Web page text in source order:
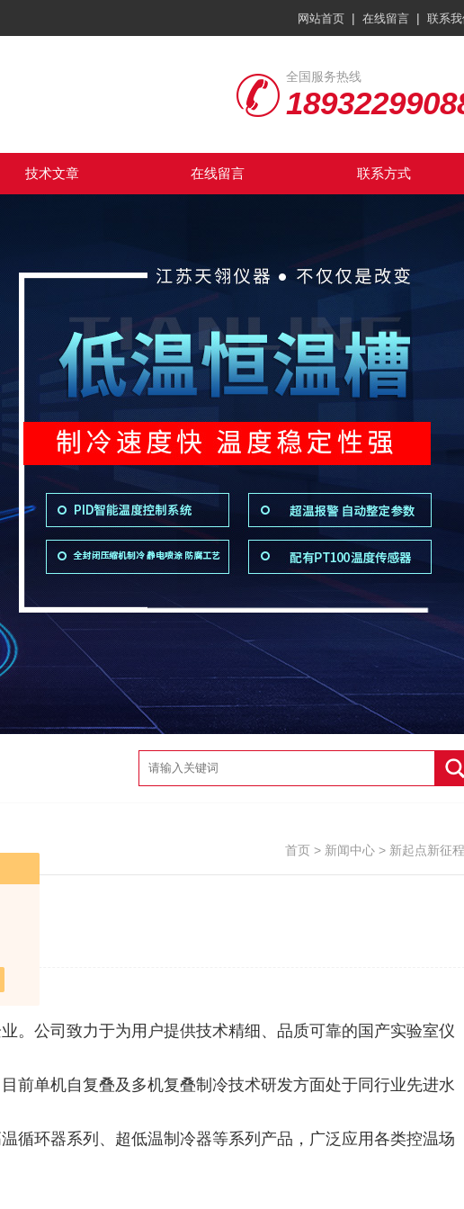
网站首页 | 在线留言 | 联系
全国服务热线
技术文章 在线留言 联系方式
首页 > 新闻中心 > 新起点新征程
公司致力于为用户提供技术精细、品质可靠的国产实验室仪
单机自复叠及多机复叠制冷技术研发方面处于同行业先进水
环器系列、超低温制冷器等系列产品，广泛应用各类控温场